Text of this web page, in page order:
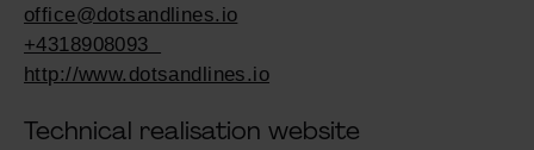
office@dotsandlines.io
+4318908093
http://www.dotsandlines.io
Technical realisation website